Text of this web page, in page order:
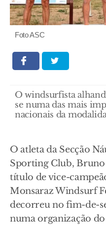
Foto ASC
O windsurfista
se numa das mais
nacionais da
O atleta da Secção
Sporting Club,
título de vice-
Monsaraz Windsurf
decorreu no fim-de-
numa organização